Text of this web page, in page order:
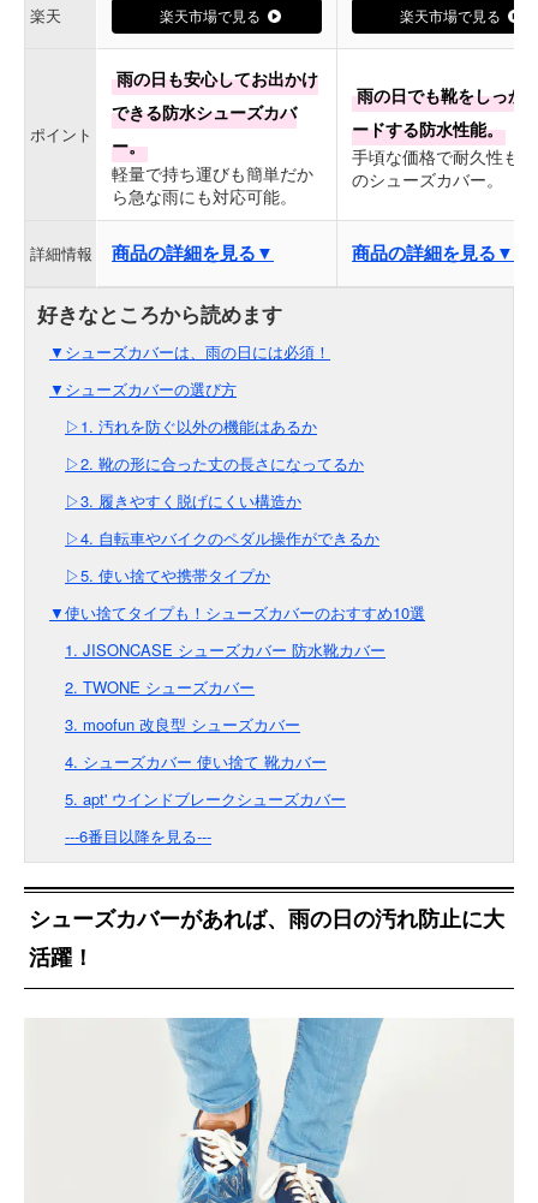
楽天 楽天市場で見る 楽天市場で見る
ポイント
雨の日も安心してお出かけ
できる防水シューズカバ
ー。
軽量で持ち運びも簡単だか
ら急な雨にも対応可能。
雨の日でも靴をしっか
ードする防水性能。
手頃な価格で耐久性も
のシューズカバー。
詳細情報 商品の詳細を見る▼ 商品の詳細を見る▼
▼シューズカバーは、雨の日には必須！
▼シューズカバーの選び方
▷1. 汚れを防ぐ以外の機能はあるか
▷2. 靴の形に合った丈の長さになってるか
▷3. 履きやすく脱げにくい構造か
▷4. 自転車やバイクのペダル操作ができるか
▷5. 使い捨てや携帯タイプか
▼使い捨てタイプも！シューズカバーのおすすめ10選
1. JISONCASE シューズカバー 防水靴カバー
2. TWONE シューズカバー
3. moofun 改良型 シューズカバー
4. シューズカバー 使い捨て 靴カバー
5. apt' ウインドブレークシューズカバー
---6番目以降を見る---
シューズカバーがあれば、雨の日の汚れ防止に大
活躍！